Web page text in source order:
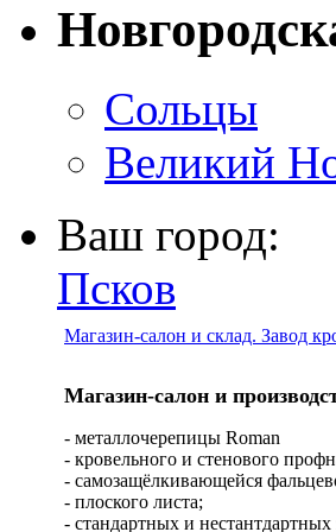
Сольцы
Великий
Ваш город:
Псков
Магазин-салон и склад. Завод
Магазин-салон и
- металлочерепицы Roman
- кровельного и стенового
- самозащёлкивающейся
- плоского листа;
- стандартных и